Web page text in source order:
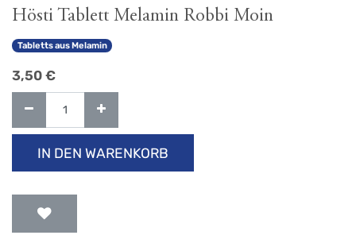
Hösti Tablett Melamin Robbi Moin
Tabletts aus Melamin
3,50 €
IN DEN WARENKORB